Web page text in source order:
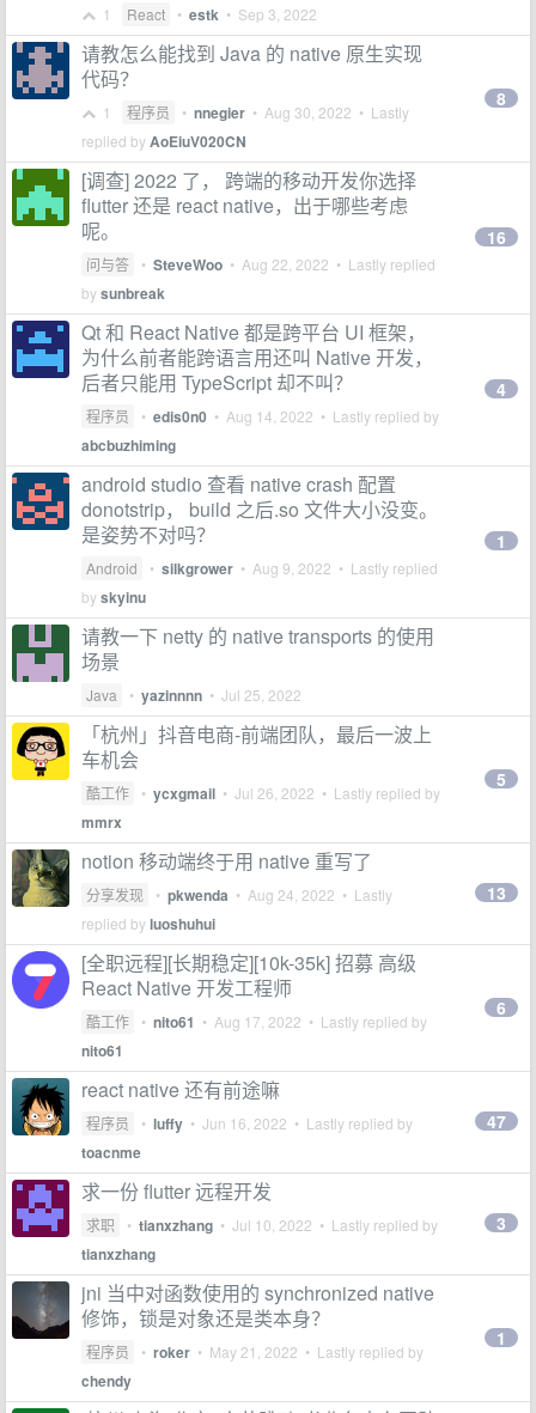
1 React • estk • Sep 3, 2022
请教怎么能找到 Java 的 native 原生实现
代码？
1 程序员 • nnegier • Aug 30, 2022 • Lastly
replied byAoEiuV020CN
8
[调查] 2022 了， 跨端的移动开发你选择
flutter 还是 react native，出于哪些考虑
呢。
问与答 • SteveWoo • Aug 22, 2022 • Lastly replied
bysunbreak
16
Qt 和 React Native 都是跨平台 UI 框架，
为什么前者能跨语言用还叫 Native 开发，
后者只能用 TypeScript 却不叫？
程序员 • edis0n0 • Aug 14, 2022 • Lastly replied by
abcbuzhiming
4
android studio 查看 native crash 配置
donotstrip， build 之后.so 文件大小没变。
是姿势不对吗？
Android • silkgrower • Aug 9, 2022 • Lastly replied
byskyinu
1
请教一下 netty 的 native transports 的使用
场景
Java • yazinnnn • Jul 25, 2022
「杭州」抖音电商-前端团队，最后一波上
车机会
酷工作 • ycxgmail • Jul 26, 2022 • Lastly replied by
mmrx
5
notion 移动端终于用 native 重写了
分享发现 • pkwenda • Aug 24, 2022 • Lastly
replied byluoshuhui
13
[全职远程][长期稳定][10k-35k] 招募 高级
React Native 开发工程师
酷工作 • nito61 • Aug 17, 2022 • Lastly replied by
nito61
6
react native 还有前途嘛
程序员 • luffy • Jun 16, 2022 • Lastly replied by
toacnme
47
求一份 flutter 远程开发
求职 • tianxzhang • Jul 10, 2022 • Lastly replied by
tianxzhang
3
jni 当中对函数使用的 synchronized native
修饰，锁是对象还是类本身？
程序员 • roker • May 21, 2022 • Lastly replied by
chendy
1